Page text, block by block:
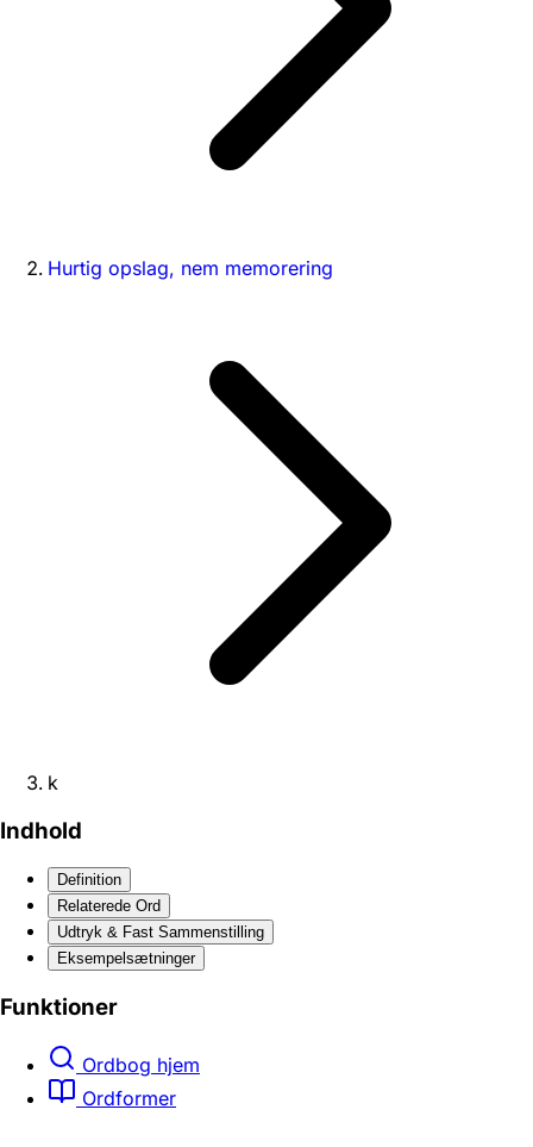
Hurtig opslag, nem memorering
k
Indhold
Definition
Relaterede Ord
Udtryk & Fast Sammenstilling
Eksempelsætninger
Funktioner
Ordbog hjem
Ordformer